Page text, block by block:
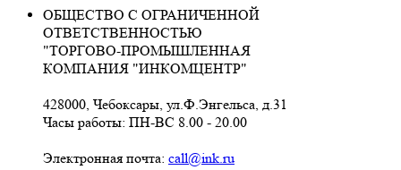
ОБЩЕСТВО С ОГРАНИЧЕННОЙ
ОТВЕТСТВЕННОСТЬЮ
"ТОРГОВО-ПРОМЫШЛЕННАЯ
КОМПАНИЯ "ИНКОМЦЕНТР"
428000, Чебоксары, ул.Ф.Энгельса, д.31
Часы работы: ПН-ВС 8.00 - 20.00
Электронная почта: call@ink.ru